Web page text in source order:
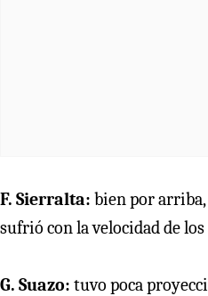
F. Sierralta: bien por
sufrió con la velocidad de
G. Suazo: tuvo poca